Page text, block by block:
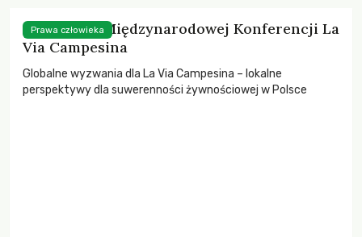
5. dzień VII Międzynarodowej Konferencji La
Via Campesina
Globalne wyzwania dla La Via Campesina – lokalne
perspektywy dla suwerenności żywnościowej w Polsce
Prawa człowieka